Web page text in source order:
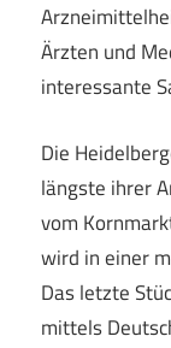
Ärzten und
interessante
Die
längste ihrer
vom
wird in einer
Das letzte
mittels